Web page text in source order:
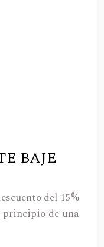
BAJE
del 15%
principio de una